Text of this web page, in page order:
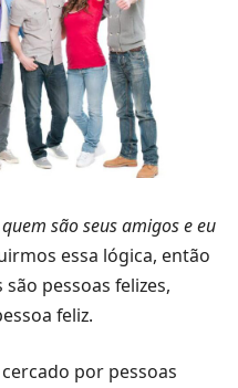
são seus amigos e eu
essa lógica, então
pessoas felizes,
feliz.
por pessoas